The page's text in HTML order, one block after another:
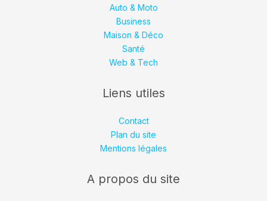
Auto & Moto
Business
Maison & Déco
Santé
Web & Tech
Liens utiles
Contact
Plan du site
Mentions légales
A propos du site